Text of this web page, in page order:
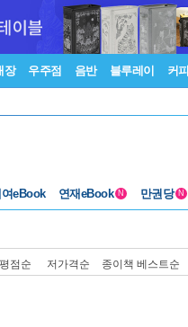
장 우주점 음반 블루레이 커피
eBook 연재eBook N 만권당 N
평점순 저가격순 종이책 베스트순